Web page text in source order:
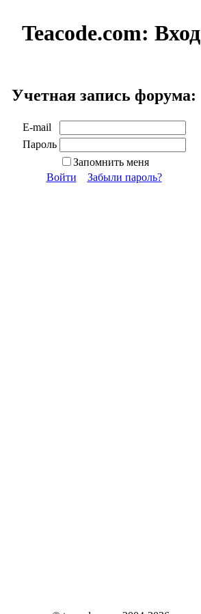
Teacode.com: Вход
Учетная запись форума:
E-mail
Пароль
Запомнить меня
Войти
Забыли пароль?